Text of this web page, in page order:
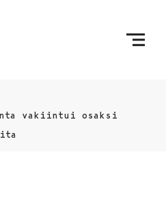
vakiintui osaksi